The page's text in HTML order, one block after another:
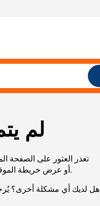
لم
تعذر العثور على الصفحة
URL، أو عرض خريطة الموقع الخاصة بنا لمساعدتك في العثور على ما تريد.
هل لديك أي مشكلة أخرى؟